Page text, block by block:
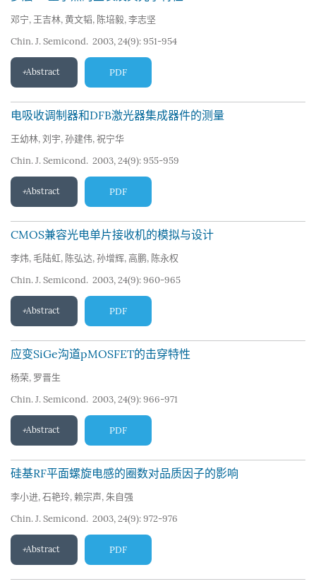
邓宁, 王吉林, 黄文韬, 陈培毅, 李志坚
Chin. J. Semicond. 2003, 24(9): 951-954
Abstract PDF
电吸收调制器和DFB激光器集成器件的测量
王幼林, 刘宇, 孙建伟, 祝宁华
Chin. J. Semicond. 2003, 24(9): 955-959
Abstract PDF
CMOS兼容光电单片接收机的模拟与设计
李炜, 毛陆虹, 陈弘达, 孙增辉, 高鹏, 陈永权
Chin. J. Semicond. 2003, 24(9): 960-965
Abstract PDF
应变SiGe沟道pMOSFET的击穿特性
杨荣, 罗晋生
Chin. J. Semicond. 2003, 24(9): 966-971
Abstract PDF
硅基RF平面螺旋电感的圈数对品质因子的影响
李小进, 石艳玲, 赖宗声, 朱自强
Chin. J. Semicond. 2003, 24(9): 972-976
Abstract PDF